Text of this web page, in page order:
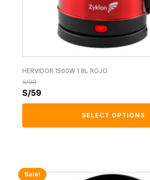
HERVIDOR 1500W 1.8L ROJO
S/99
S/59
SELECT OPTIONS
Sale!